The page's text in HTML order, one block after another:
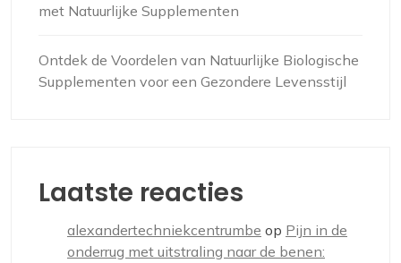
met Natuurlijke Supplementen
Ontdek de Voordelen van Natuurlijke Biologische
Supplementen voor een Gezondere Levensstijl
Laatste reacties
alexandertechniekcentrumbe op Pijn in de
onderrug met uitstraling naar de benen: